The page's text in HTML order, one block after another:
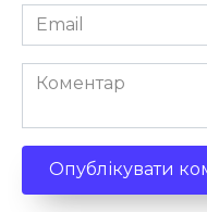
Email
*
Коментар